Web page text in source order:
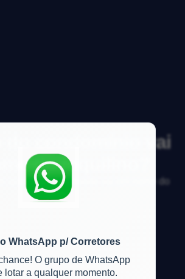
WhatsApp p/ Corretores
O grupo de WhatsApp
lotar a qualquer momento.
do condomínio vai
do inquilino?
apartamento o boleto vai em nome do
inquilino?